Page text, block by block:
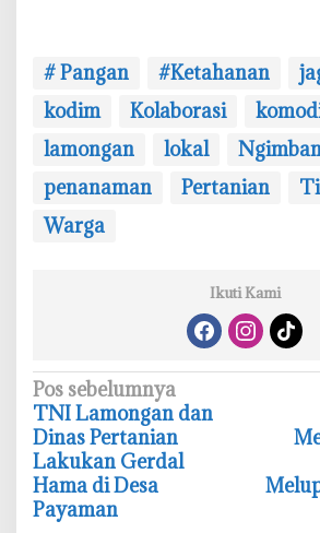
# Pangan #Ketahanan
kodim
Kolaborasi
lamongan
lokal
penanaman
Pertanian
Warga
Ikuti Kami
N
a
v
i
g
Pos sebelumnya
TNI Lamongan dan
Dinas Pertanian
Lakukan Gerdal
Hama di Desa
Payaman